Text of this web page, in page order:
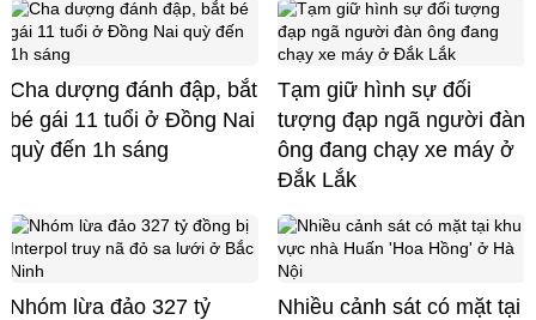
Cha dượng đánh đập, bắt
bé gái 11 tuổi ở Đồng Nai
quỳ đến 1h sáng
Tạm giữ hình sự đối
tượng đạp ngã người đàn
ông đang chạy xe máy ở
Đắk Lắk
Nhóm lừa đảo 327 tỷ
Nhiều cảnh sát có mặt tại